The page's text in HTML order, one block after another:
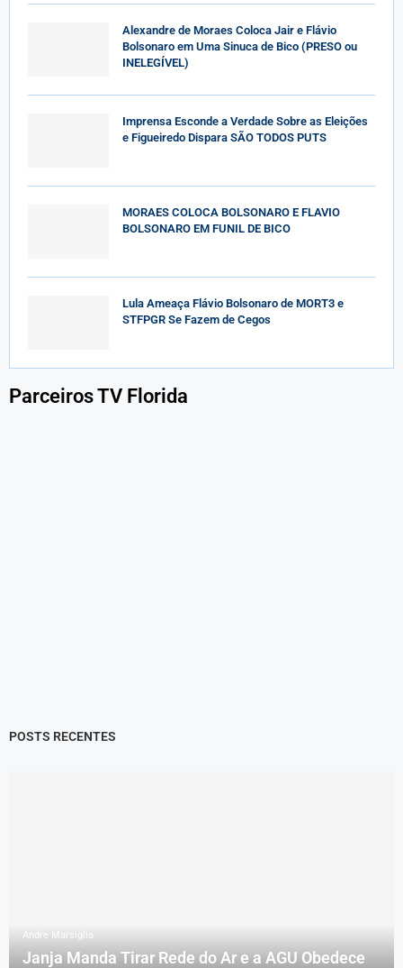
Alexandre de Moraes Coloca Jair e Flávio
Bolsonaro em Uma Sinuca de Bico (PRESO ou
INELEGÍVEL)
Imprensa Esconde a Verdade Sobre as Eleições
e Figueiredo Dispara SÃO TODOS PUTS
MORAES COLOCA BOLSONARO E FLAVIO
BOLSONARO EM FUNIL DE BICO
Lula Ameaça Flávio Bolsonaro de MORT3 e
STFPGR Se Fazem de Cegos
Parceiros TV Florida
POSTS RECENTES
Andre Marsiglia
Janja Manda Tirar Rede do Ar e a AGU Obedece